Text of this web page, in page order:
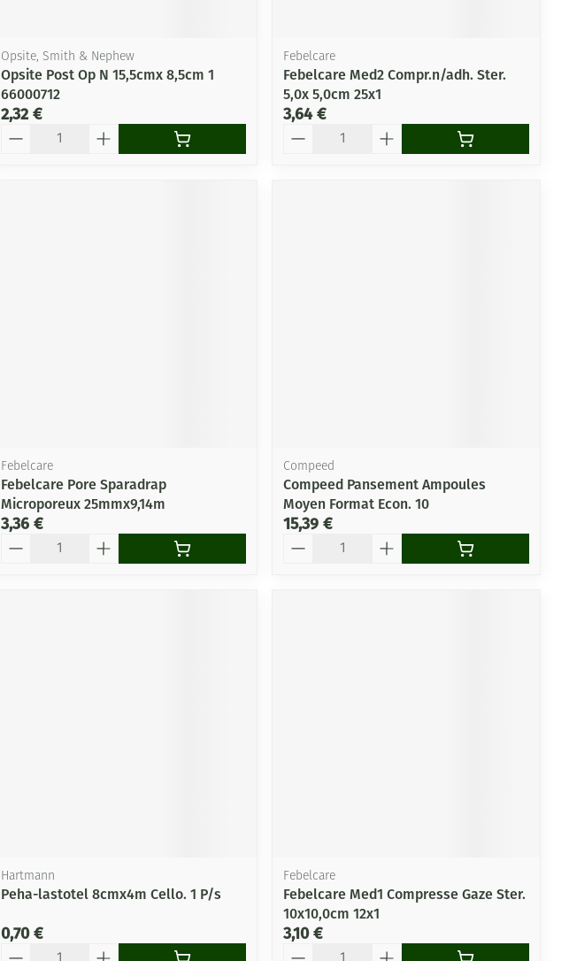
Opsite, Smith & Nephew
Opsite Post Op N 15,5cmx 8,5cm 1
66000712
2,32 €
Febelcare
Febelcare Med2 Compr.n/adh. Ster.
5,0x 5,0cm 25x1
3,64 €
Febelcare
Febelcare Pore Sparadrap
Microporeux 25mmx9,14m
3,36 €
Compeed
Compeed Pansement Ampoules
Moyen Format Econ. 10
15,39 €
Hartmann
Peha-lastotel 8cmx4m Cello. 1 P/s
0,70 €
Febelcare
Febelcare Med1 Compresse Gaze Ster.
10x10,0cm 12x1
3,10 €